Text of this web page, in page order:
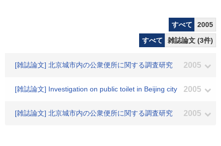
すべて
2005
すべて
雑誌論文 (3件)
[雑誌論文] 北京城市内の公衆便所に関する調査研究 2005
[雑誌論文] Investigation on public toilet in Beijing city 2005
[雑誌論文] 北京城市内の公衆便所に関する調査研究 2005